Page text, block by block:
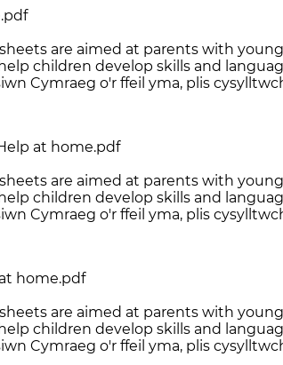
sheets are aimed at parents with
children develop skills and
Cymraeg o'r ffeil yma, plis
at home.pdf
sheets are aimed at parents with
children develop skills and
Cymraeg o'r ffeil yma, plis
home.pdf
sheets are aimed at parents with
children develop skills and
Cymraeg o'r ffeil yma, plis